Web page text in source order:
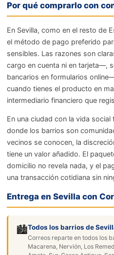
Por qué comprarlo con
En Sevilla, como en el resto de
el método de pago preferido
sensibles. Las razones son
cargo en cuenta ni en tarjeta—,
bancarios en formularios
cuando tienes el producto en
intermediario financiero que
En una ciudad con la vida social
donde los barrios son
vecinos se conocen, la
tiene un valor añadido. El
domicilio no revela nada, y el
una transacción cotidiana sin
Entrega en Sevilla con
🏙️Todos los barrios de
Correos reparte en todos los
Macarena, Nervión, Los